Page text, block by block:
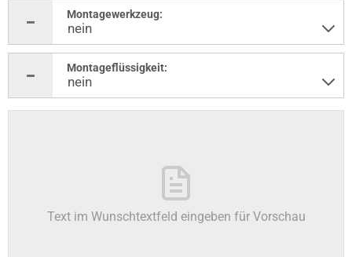
Montagewerkzeug:
Montageflüssigkeit:
Text im Wunschtextfeld eingeben für Vorschau